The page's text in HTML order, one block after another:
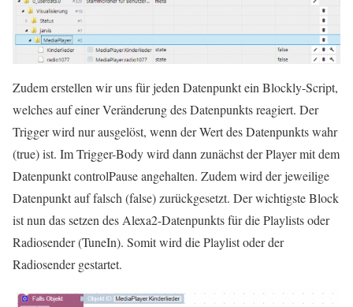
Zudem erstellen wir uns für jeden Datenpunkt ein Blockly-Script,
welches auf einer Veränderung des Datenpunkts reagiert. Der
Trigger wird nur ausgelöst, wenn der Wert des Datenpunkts wahr
(true) ist. Im Trigger-Body wird dann zunächst der Player mit dem
Datenpunkt controlPause angehalten. Zudem wird der jeweilige
Datenpunkt auf falsch (false) zurückgesetzt. Der wichtigste Block
ist nun das setzen des Alexa2-Datenpunkts für die Playlists oder
Radiosender (TuneIn). Somit wird die Playlist oder der
Radiosender gestartet.